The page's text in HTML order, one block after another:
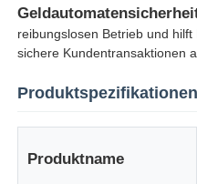
reibungslosen Betrieb und hilft
sichere Kundentransaktionen
Produktspezifikationen
Produktname